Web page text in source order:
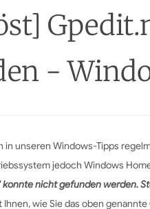
-
in unseren Windows-Tipps
jedoch Windows
nicht gefunden werden.
Ihnen, wie Sie das oben